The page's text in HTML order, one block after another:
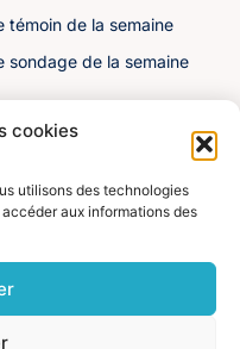
cookies
utilisons des technologies
aux informations des
témoin de la semaine
sondage de la semaine
légales